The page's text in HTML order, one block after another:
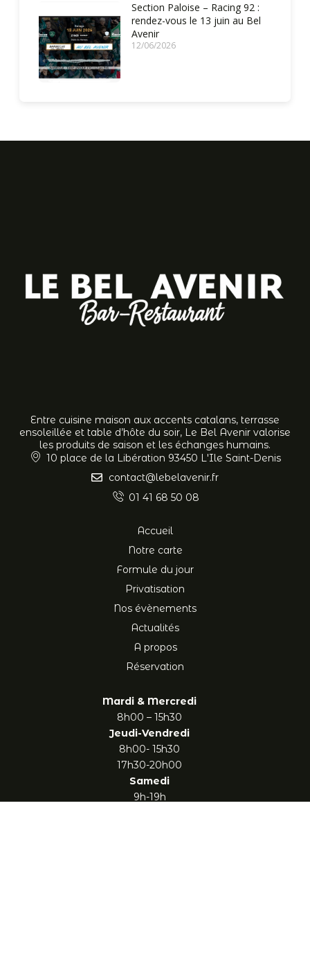
Section Paloise – Racing 92 :
rendez-vous le 13 juin au Bel
Avenir
12/06/2026
Entre cuisine maison aux accents catalans, terrasse
ensoleillée et table d’hôte du soir, Le Bel Avenir valorise
les produits de saison et les échanges humains.
10 place de la Libération 93450 L'Ile Saint-Denis
contact@lebelavenir.fr
01 41 68 50 08
Accueil
Notre carte
Formule du jour
Privatisation
Nos évènements
Actualités
A propos
Réservation
Mardi & Mercredi
8h00 – 15h30
Jeudi-Vendredi
8h00- 15h30
17h30-20h00
Samedi
9h-19h